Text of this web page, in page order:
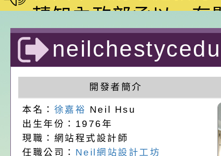
家8月課程資訊」、
電影營」、「祖孫樂
「愛『原原』不絕-
樂會」、「邁向下
列講座及成長團體」
轉知內政部函以，有
員會函釋公務員留職
赴陸應申請許可一案
中興國民小學115學
期第1次第7-9招代課
甄選公告
本校「115學年度國
校課程計畫」核定一
轉知教育部國民及
辦理「115年度教育
前教育署辦理性別平
公告:桃園市政府腸
施問答集
轉知:桃園市交通局
計者：徐嘉裕
開發者簡介
本名： 徐嘉裕 Neil Hsu
出生年份：1976年
現職：網站程式設計師
任職公司： Neil網站設計工坊